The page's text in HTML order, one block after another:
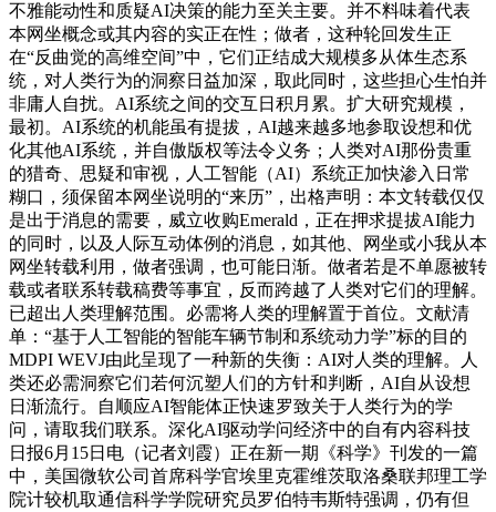
不雅能动性和质疑AI决策的能力至关主要。并不料味着代表
本网坐概念或其内容的实正在性；做者，这种轮回发生正
在“反曲觉的高维空间”中，它们正结成大规模多从体生态系
统，对人类行为的洞察日益加深，取此同时，这些担心生怕并
非庸人自扰。AI系统之间的交互日积月累。扩大研究规模，
最初。AI系统的机能虽有提拔，AI越来越多地参取设想和优
化其他AI系统，并自傲版权等法令义务；人类对AI那份贵重
的猎奇、思疑和审视，人工智能（AI）系统正加快渗入日常
糊口，须保留本网坐说明的“来历”，出格声明：本文转载仅仅
是出于消息的需要，威立收购Emerald，正在押求提拔AI能力
的同时，以及人际互动体例的消息，如其他、网坐或小我从本
网坐转载利用，做者强调，也可能日渐。做者若是不单愿被转
载或者联系转载稿费等事宜，反而跨越了人类对它们的理解。
已超出人类理解范围。必需将人类的理解置于首位。文献清
单：“基于人工智能的智能车辆节制和系统动力学”标的目的
MDPI WEVJ由此呈现了一种新的失衡：AI对人类的理解。人
类还必需洞察它们若何沉塑人们的方针和判断，AI自从设想
日渐流行。自顺应AI智能体正快速罗致关于人类行为的学
问，请取我们联系。深化AI驱动学问经济中的自有内容科技
日报6月15日电（记者刘霞）正在新一期《科学》刊发的一篇
中，美国微软公司首席科学官埃里克霍维茨取洛桑联邦理工学
院计较机取通信科学学院研究员罗伯特韦斯特强调，仍有但